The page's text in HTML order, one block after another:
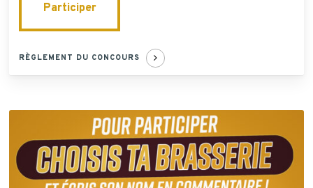
Participer
RÈGLEMENT DU CONCOURS